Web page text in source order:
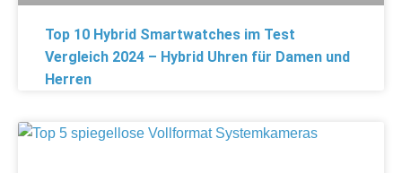
Top 10 Hybrid Smartwatches im Test
Vergleich 2024 – Hybrid Uhren für Damen und
Herren